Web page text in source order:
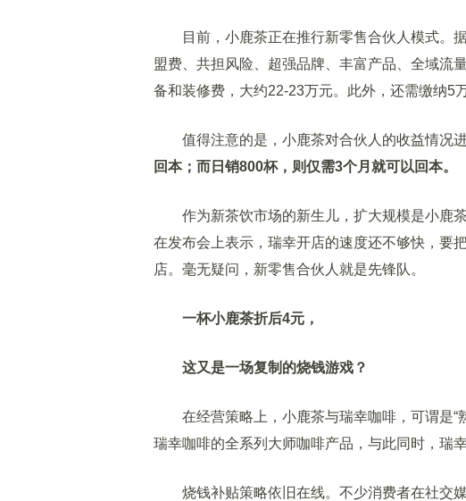
目前，小鹿茶正在推行新零售合伙人模式。
盟费、共担风险、超强品牌、丰富产品、全域流
备和装修费，大约22-23万元。此外，还需缴纳5
值得注意的是，小鹿茶对合伙人的收益情况进
回本； 而日销800杯，则仅需3个月就可以回本。
作为新茶饮市场的新生儿，扩大规模是小鹿茶
在发布会上表示，瑞幸开店的速度还不够快，要
店。毫无疑问，新零售合伙人就是先锋队。
一杯小鹿茶折后4元，
这又是一场复制的烧钱游戏？
在经营策略上，小鹿茶与瑞幸咖啡，可谓是“
瑞幸咖啡的全系列大师咖啡产品，与此同时，瑞
烧钱补贴策略依旧在线。不少消费者在社交